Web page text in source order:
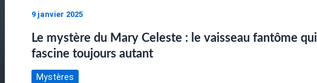
9 janvier 2025
Le mystère du Mary Celeste : le vaisseau fantôme qui
fascine toujours autant
Mystères